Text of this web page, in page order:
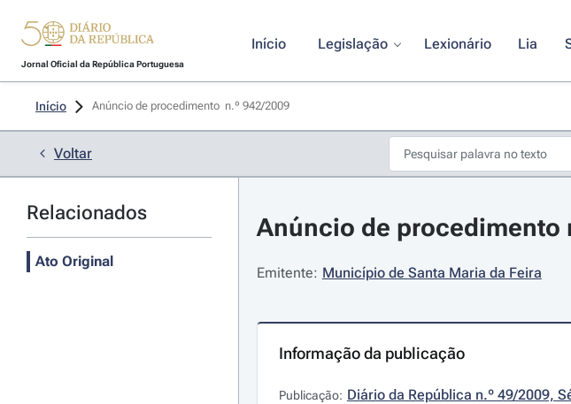
Jornal Oficial da República Portuguesa
Início Legislação Lexionário Lia
Início Anúncio de procedimento  n.º 942/2009
Voltar
Relacionados
Ato Original
Anúncio de procedimento
Emitente: Município de Santa Maria da Feira
Informação da publicação
Publicação: Diário da República n.º 49/2009,